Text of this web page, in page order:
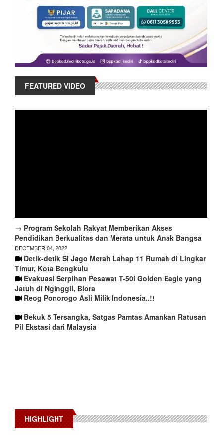
FEATURED VIDEO
→ Program Sekolah Rakyat Memberikan Akses
Pendidikan Berkualitas dan Merata untuk Anak Bangsa
DECEMBER 04, 2022
Detik-detik Si Jago Merah Lahap 11 Rumah di Lingkar
Timur, Kota Bengkulu
Evakuasi Serpihan Pesawat T-50i Golden Eagle yang
Jatuh di Nginggil, Blora
Reog Ponorogo Asli Milik Indonesia..!!
Bekuk 5 Tersangka, Satgas Pamtas Amankan Ratusan
Pil Ekstasi dari Malaysia
HIGHLIGHT